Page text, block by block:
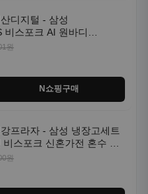
디지털 - 삼성
비스포크 AI 원바디
투입 1등급
원
N쇼핑구매
프라자 - 삼성 냉장고세트
스포크 신혼가전 혼수 입
트
원